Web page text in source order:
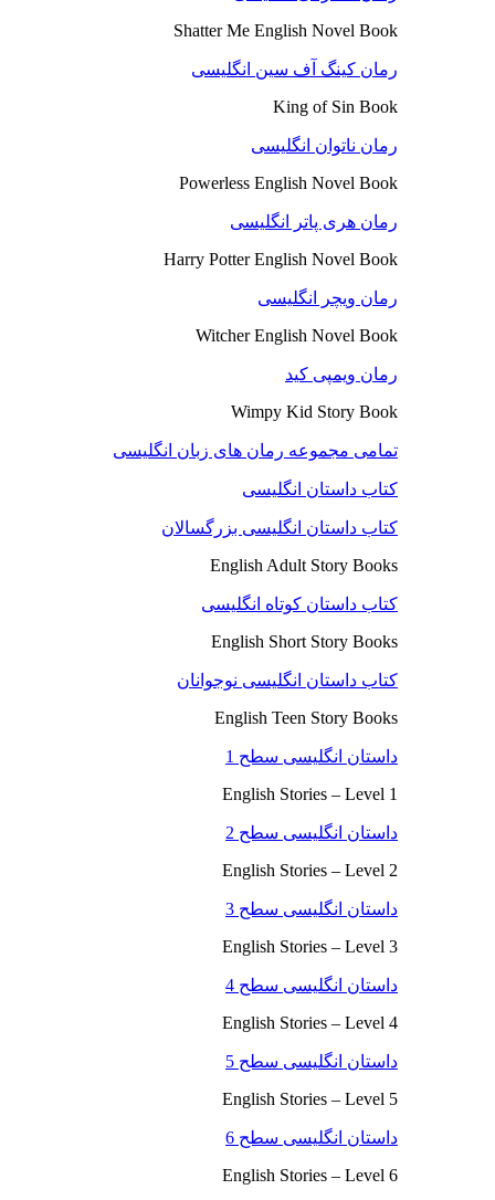
Shatter Me English Novel Book
رمان کینگ آف سین انگلیسی
King of Sin Book
رمان ناتوان انگلیسی
Powerless English Novel Book
رمان هری پاتر انگلیسی
Harry Potter English Novel Book
رمان ویچر انگلیسی
Witcher English Novel Book
رمان ویمپی کید
Wimpy Kid Story Book
تمامی مجموعه رمان های زبان انگلیسی
کتاب داستان انگلیسی
کتاب داستان انگلیسی بزرگسالان
English Adult Story Books
کتاب داستان کوتاه انگلیسی
English Short Story Books
کتاب داستان انگلیسی نوجوانان
English Teen Story Books
داستان انگلیسی سطح 1
English Stories – Level 1
داستان انگلیسی سطح 2
English Stories – Level 2
داستان انگلیسی سطح 3
English Stories – Level 3
داستان انگلیسی سطح 4
English Stories – Level 4
داستان انگلیسی سطح 5
English Stories – Level 5
داستان انگلیسی سطح 6
English Stories – Level 6